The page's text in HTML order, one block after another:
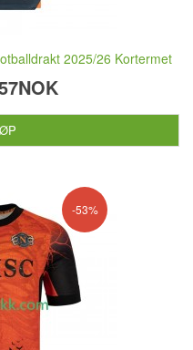
2025/26 Kortermet
-53%